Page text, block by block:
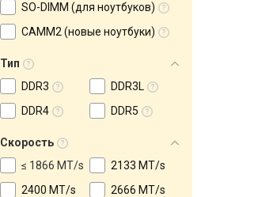
SO-DIMM (для ноутбуков)
CAMM2 (новые ноутбуки)
Тип
DDR3
DDR3L
DDR4
DDR5
Скорость
≤ 1866 MT/s
2133 MT/s
2400 MT/s
2666 MT/s